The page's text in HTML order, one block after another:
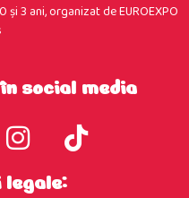
3 ani, organizat de EUROEXPO
social media